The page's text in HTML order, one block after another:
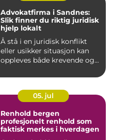
Advokatfirma i Sandnes:
Slik finner du riktig juridisk
hjelp lokalt
Å stå i en juridisk konflikt
eller usikker situasjon kan
oppleves både krevende og...
05. jul
Renhold bergen
profesjonelt renhold som
faktisk merkes i hverdagen